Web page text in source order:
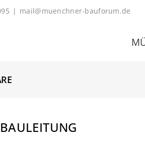
| mail@muenchner-bauforum.de